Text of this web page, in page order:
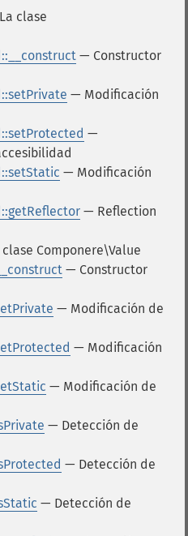
clase
— Constructor
— Modificación
—
— Modificación
— Reflection
Componere\Value
— Constructor
— Modificación de
— Modificación
— Modificación de
— Detección de
— Detección de
— Detección de